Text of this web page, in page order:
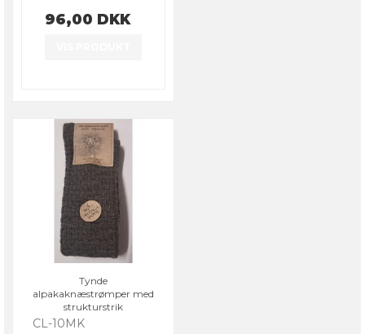
96,00 DKK
Tynde
alpakaknæstrømper med
strukturstrik
CL-10MK